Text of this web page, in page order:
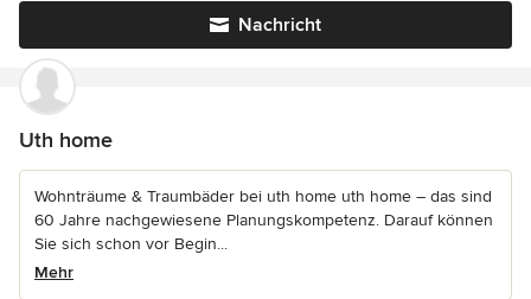
Nachricht
Uth home
Wohnträume & Traumbäder bei uth home uth home – das sind
60 Jahre nachgewiesene Planungskompetenz. Darauf können
Sie sich schon vor Begin...
Mehr